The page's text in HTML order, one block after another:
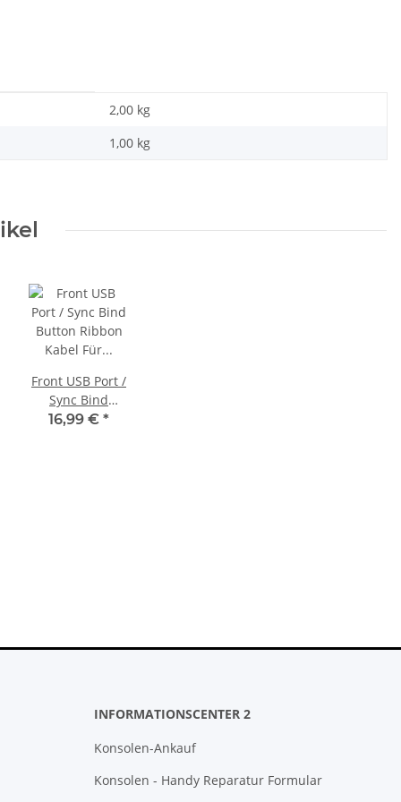
2,00 kg
1,00 kg
Front USB Port /
Sync Bind
Button Ribbon
16,99 € *
INFORMATIONSCENTER 2
Konsolen-Ankauf
Konsolen - Handy Reparatur Formular